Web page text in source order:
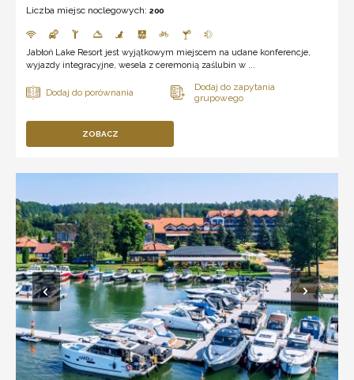
Liczba miejsc noclegowych: 200
Jabłoń Lake Resort jest wyjątkowym miejscem na udane konferencje,
wyjazdy integracyjne, wesela z ceremonią zaślubin w ...
ZOBACZ